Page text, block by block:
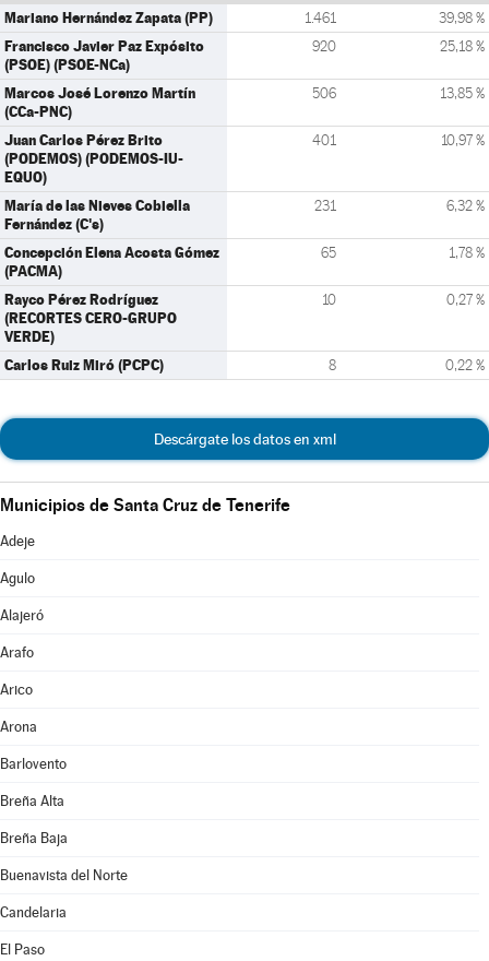
Mariano Hernández Zapata (PP) 1.461 39,98 %
Francisco Javier Paz Expósito
(PSOE) (PSOE-NCa)
920 25,18 %
Marcos José Lorenzo Martín
(CCa-PNC)
506 13,85 %
Juan Carlos Pérez Brito
(PODEMOS) (PODEMOS-IU-
EQUO)
401 10,97 %
María de las Nieves Cobiella
Fernández (C's)
231 6,32 %
Concepción Elena Acosta Gómez
(PACMA)
65 1,78 %
Rayco Pérez Rodríguez
(RECORTES CERO-GRUPO
VERDE)
10 0,27 %
Carlos Ruiz Miró (PCPC) 8 0,22 %
Descárgate los datos en xml
Municipios de Santa Cruz de Tenerife
Adeje
Agulo
Alajeró
Arafo
Arico
Arona
Barlovento
Breña Alta
Breña Baja
Buenavista del Norte
Candelaria
El Paso